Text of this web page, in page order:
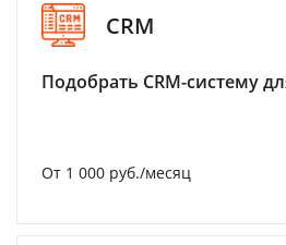
CRM
Подобрать CRM-систему
От 1 000 руб./месяц